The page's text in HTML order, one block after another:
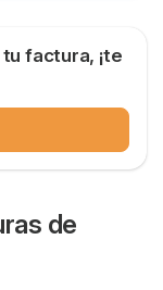
luz y gas
factura, ¡te
de